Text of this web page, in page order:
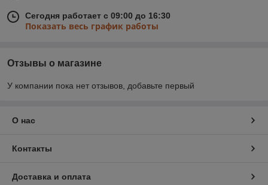
Сегодня работает с 09:00 до 16:30
Показать весь график работы
Отзывы о магазине
У компании пока нет отзывов, добавьте первый
О нас
Контакты
Доставка и оплата